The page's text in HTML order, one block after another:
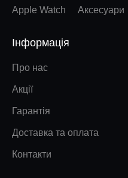
Apple Watch Аксесуари
Інформація
Про нас
Акції
Гарантія
Доставка та оплата
Контакти